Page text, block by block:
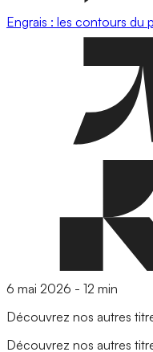
Engrais : les contours du
6 mai 2026 - 12 min
Découvrez nos autres
Découvrez nos autres